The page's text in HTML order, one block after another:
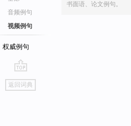
音频例句
视频例句
权威例句
go
top
返回词典
书面语、论文例句。